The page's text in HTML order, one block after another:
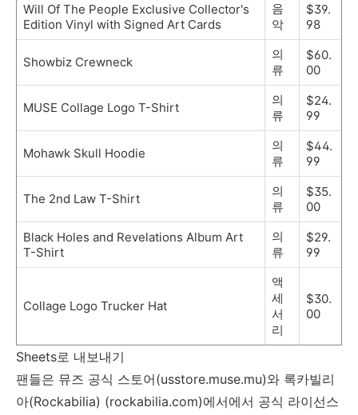
Will Of The People Exclusive Collector's
Edition Vinyl with Signed Art Cards
음
악
$39.
98
Showbiz Crewneck
의
류
$60.
00
MUSE Collage Logo T-Shirt
의
류
$24.
99
Mohawk Skull Hoodie
의
류
$44.
99
The 2nd Law T-Shirt
의
류
$35.
00
Black Holes and Revelations Album Art
T-Shirt
의
류
$29.
99
Collage Logo Trucker Hat
액
세
서
리
$30.
00
Sheets로 내보내기
팬들은 뮤즈 공식 스토어(usstore.muse.mu)와 록카빌리
아(Rockabilia) (rockabilia.com)에서에서 공식 라이선스